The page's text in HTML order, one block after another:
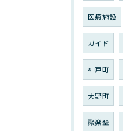
医療施設
ガイド
神戸町
大野町
聚楽壁